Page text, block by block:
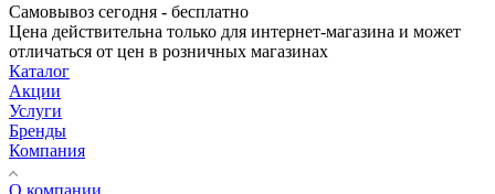
Самовывоз сегодня - бесплатно
Цена действительна только для интернет-магазина и может
отличаться от цен в розничных магазинах
Каталог
Акции
Услуги
Бренды
Компания
О компании